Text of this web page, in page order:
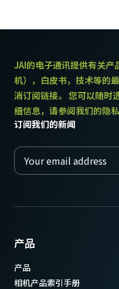
JAI的电子通讯提供有关产
机），白皮书，技术等的
消订阅链接。 您可以随时
细信息，请参阅我们的隐私
订阅我们的新闻
产品
产品
相机产品索引手册